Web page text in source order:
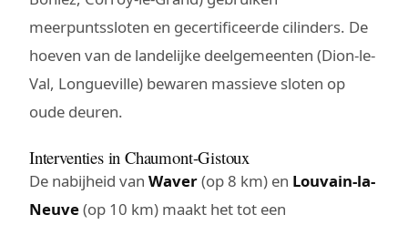
meerpuntssloten en gecertificeerde cilinders. De
hoeven van de landelijke deelgemeenten (Dion-le-
Val, Longueville) bewaren massieve sloten op
oude deuren.
Interventies in Chaumont-Gistoux
De nabijheid van Waver(op 8 km) en Louvain-la-
Neuve(op 10 km) maakt het tot een